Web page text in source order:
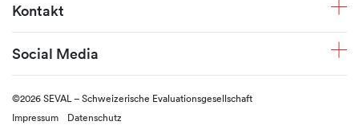
Kontakt
Social Media
©2026 SEVAL – Schweizerische Evaluationsgesellschaft
Impressum
Datenschutz